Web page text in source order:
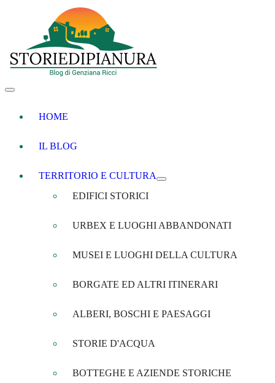
HOME
IL BLOG
TERRITORIO E CULTURA
EDIFICI STORICI
URBEX E LUOGHI ABBANDONATI
MUSEI E LUOGHI DELLA CULTURA
BORGATE ED ALTRI ITINERARI
ALBERI, BOSCHI E PAESAGGI
STORIE D'ACQUA
BOTTEGHE E AZIENDE STORICHE